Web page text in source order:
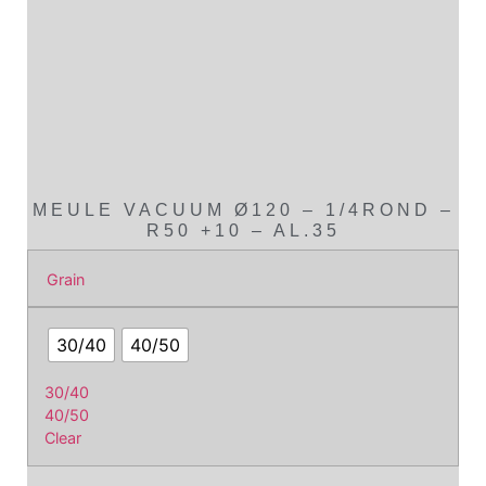
MEULE VACUUM Ø120 – 1/4ROND –
R50 +10 – AL.35
Grain
30/40 40/50
30/40
40/50
Clear